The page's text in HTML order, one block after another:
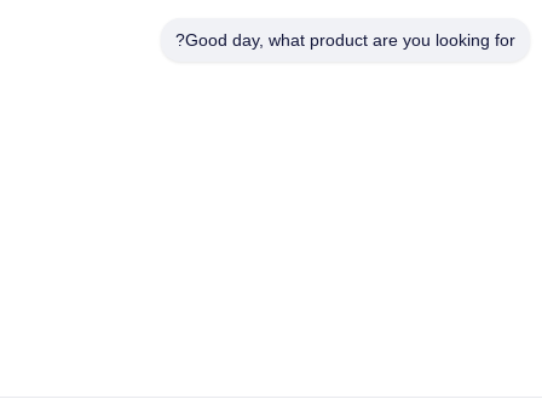
Good day, what product are you looking for?